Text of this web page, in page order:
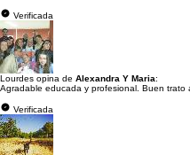
Verificada
Lourdes opina de Alexandra Y Maria:
Agradable educada y profesional. Buen trato
Verificada